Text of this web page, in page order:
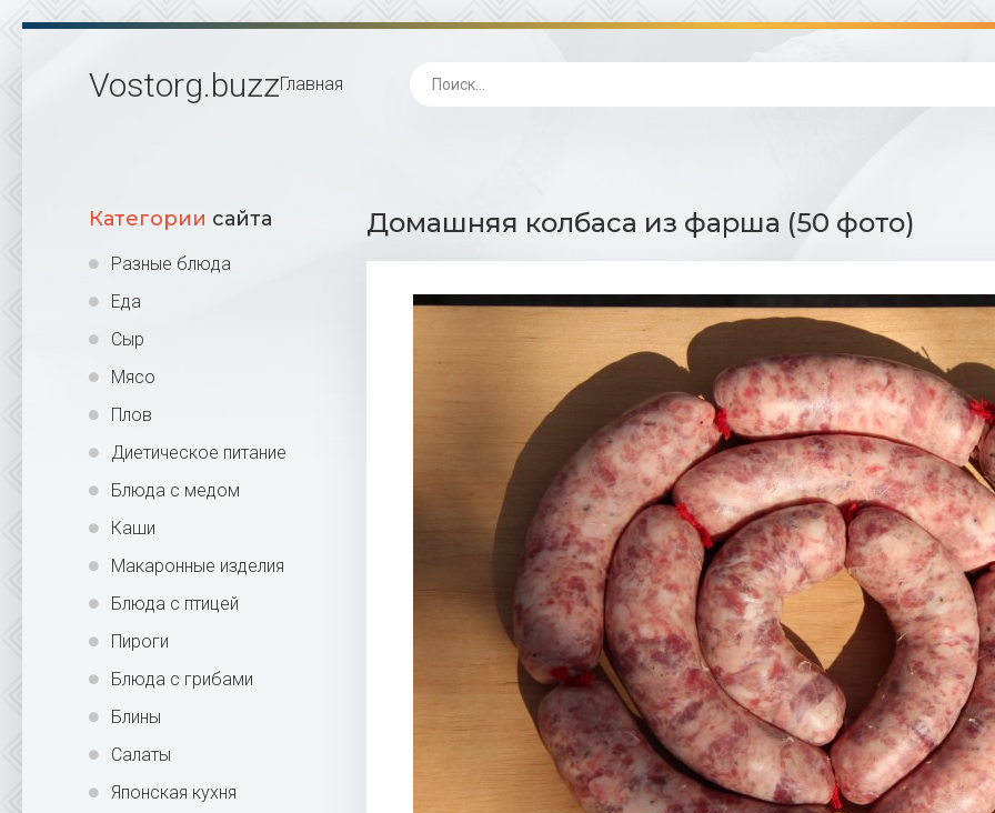
Vostorg.buzzГлавная
Категории сайта
Разные блюда
Еда
Сыр
Мясо
Плов
Диетическое питание
Блюда с медом
Каши
Макаронные изделия
Блюда с птицей
Пироги
Блюда с грибами
Блины
Салаты
Японская кухня
Домашняя колбаса из фарша (50 фото)